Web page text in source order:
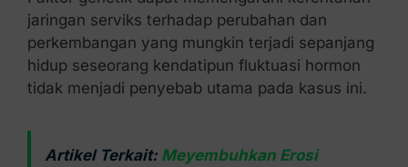
jaringan serviks terhadap perubahan dan
perkembangan yang mungkin terjadi sepanjang
hidup seseorang kendatipun fluktuasi hormon
tidak menjadi penyebab utama pada kasus ini.
Artikel Terkait: Meyembuhkan Erosi